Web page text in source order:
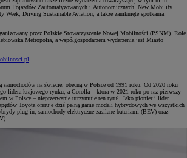
Pojazdów Zautomatyzowanych i Autonomicznych, New Mobility
Driving Sustainable Aviation, a także zamknięte spotkania
przez Polskie Stowarzyszenie Nowej Mobilności (PSNM). Rolę
Metropolia, a współgospodarzem wydarzenia jest Miasto
samochodów na świecie, obecną w Polsce od 1991 roku. Od 2020 roku
lidera krajowego rynku, a Corolla – która w 2021 roku po raz pierwszy
w Polsce – nieprzerwanie utrzymuje ten tytuł. Jako pionier i lider
Toyota oferuje dziś pełną gamę modeli hybrydowych we wszystkich
plug-in, samochody elektryczne zasilane bateriami (BEV) oraz